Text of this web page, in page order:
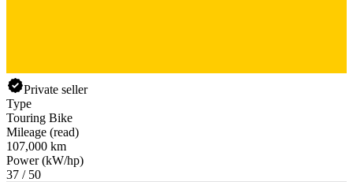
Private seller
Type
Touring Bike
Mileage (read)
107,000 km
Power (kW/hp)
37 / 50